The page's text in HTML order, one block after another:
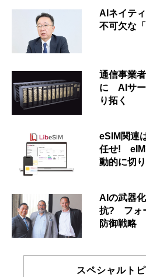
AIネイテ
不可欠な
通信事業
に AIサー
り拓く
eSIM関連
任せ! eIM
動的に切
AIの武器
抗? フォ
防御戦略
スペシャルト